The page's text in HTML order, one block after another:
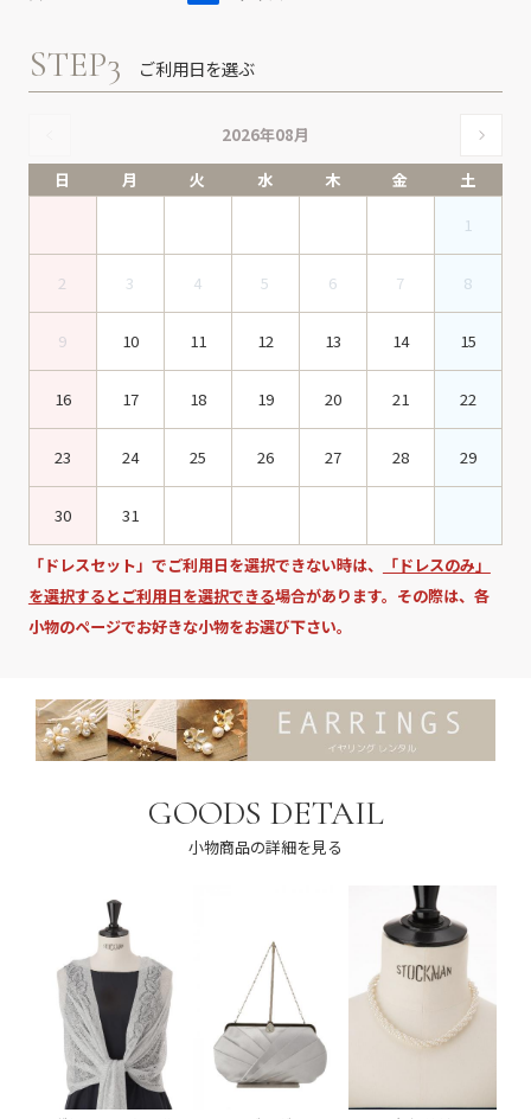
STEP3 ご利用日を選ぶ
2026年08月
日
月 火 水 木 金
土
1
2 3 4 5 6 7 8
9 10 11 12 13 14 15
16 17 18 19 20 21 22
23 24 25 26 27 28 29
30 31
「ドレスセット」でご利用日を選択できない時は、
「ドレスのみ」
を選択するとご利用日を選択できる場合があります。その際は、各
小物のページでお好きな小物をお選び下さい。
GOODS DETAIL
小物商品の詳細を見る